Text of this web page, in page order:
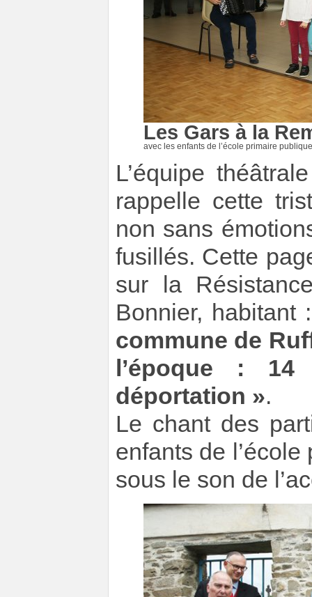
Les Gars à la
avec les enfants de l’école primaire
L’équipe
rappelle cette
non sans
fusillés. Cette
sur la
Bonnier, habitant
commune de
l’époque :
déportation ».
Le chant des
enfants de
sous le son de